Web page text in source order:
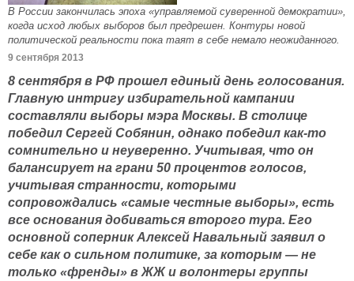
В России закончилась эпоха «управляемой суверенной демократии»,
когда исход любых выборов был предрешен. Контуры новой
политической реальности пока таят в себе немало неожиданного.
9 сентября 2013
8 сентября в РФ прошел единый день голосования.
Главную интригу избирательной кампании
составляли выборы мэра Москвы. В столице
победил Сергей Собянин, однако победил как-то
сомнительно и неуверенно. Учитывая, что он
балансирует на грани 50 процентов голосов,
учитывая странности, которыми
сопровождались «самые честные выборы», есть
все основания добиваться второго тура. Его
основной соперник Алексей Навальный заявил о
себе как о сильном политике, за которым — не
только «френды» в ЖЖ и волонтеры группы